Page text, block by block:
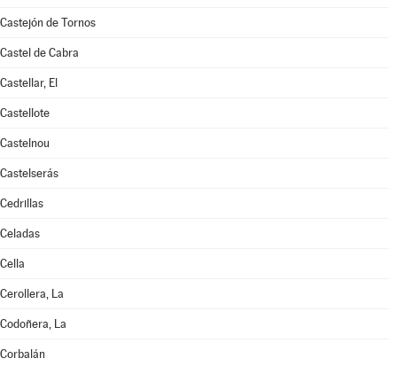
Castejón de Tornos
Castel de Cabra
Castellar, El
Castellote
Castelnou
Castelserás
Cedrillas
Celadas
Cella
Cerollera, La
Codoñera, La
Corbalán